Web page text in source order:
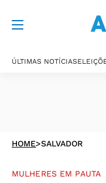
ÚLTIMAS NOTÍCIAS
HOME>SALVADOR
MULHERES EM PAUTA